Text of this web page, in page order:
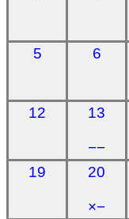
5 6
12
13
−−
19
20
×−